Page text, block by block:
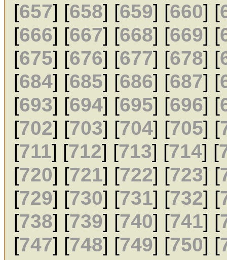
[657] [658] [659] [660] [
[666] [667] [668] [669] [
[675] [676] [677] [678] [
[684] [685] [686] [687] [
[693] [694] [695] [696] [
[702] [703] [704] [705] [
[711] [712] [713] [714] [
[720] [721] [722] [723] [
[729] [730] [731] [732] [
[738] [739] [740] [741] [
[747] [748] [749] [750] [